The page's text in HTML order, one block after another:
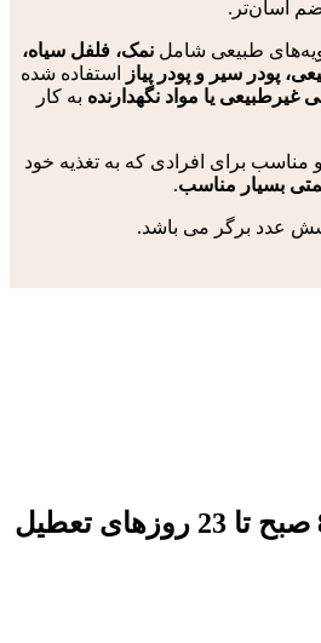
آسان‌تر.
طبیعی شامل نمک، فلفل سیاه،
پودر سیر و پودر پیاز
استفاده شده
غیرطبیعی یا مواد نگهدارنده به کار
برای افرادی که به تغذیه خود
بسیار مناسب.
عدد برگر می باشد.
ساعات پشتیبانی 8 صبح تا 23 روزهای تعطیل